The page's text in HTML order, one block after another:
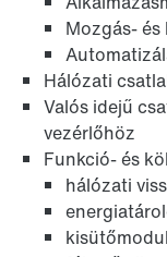
Mozgás-
Hálózati
Valós idejű
vezérlőhöz
Funkció- és
hálózati
kisütőmodul